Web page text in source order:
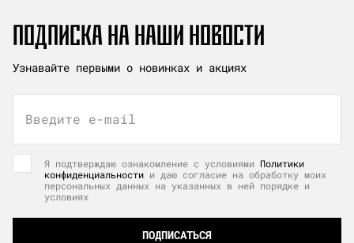
ПОДПИСКА НА НАШИ НОВОСТИ
Узнавайте первыми о новинках и акциях
Введите e-mail
Я подтверждаю ознакомление с условиями Политики
конфиденциальности и даю согласие на обработку моих
персональных данных на указанных в ней порядке и
условиях
ПОДПИСАТЬСЯ